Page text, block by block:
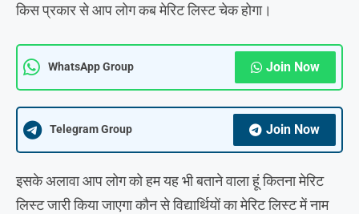
किस प्रकार से आप लोग कब मेरिट लिस्ट चेक होगा।
WhatsApp Group Join Now
Telegram Group Join Now
इसके अलावा आप लोग को हम यह भी बताने वाला हूं कितना मेरिट
लिस्ट जारी किया जाएगा कौन से विद्यार्थियों का मेरिट लिस्ट में नाम